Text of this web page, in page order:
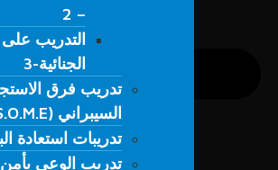
التدريب على
الجنائية-3
تدريب فرق
السيبراني (S.O.M.E)
تدريبات استعادة
تدريب الوعي
– 2
التدريب على
الجنائية-3
تدريب فرق
السيبراني (S.O.M.E)
تدريبات استعادة
تدريب الوعي